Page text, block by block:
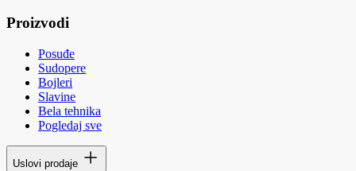
Proizvodi
Posuđe
Sudopere
Bojleri
Slavine
Bela tehnika
Pogledaj sve
Uslovi prodaje